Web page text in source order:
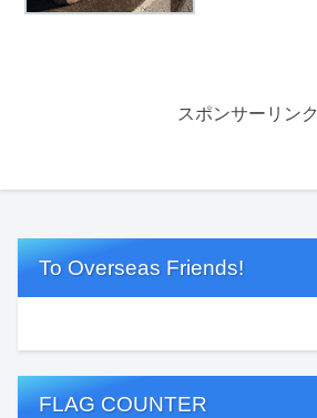
スポンサーリンク
To Overseas Friends!
FLAG COUNTER